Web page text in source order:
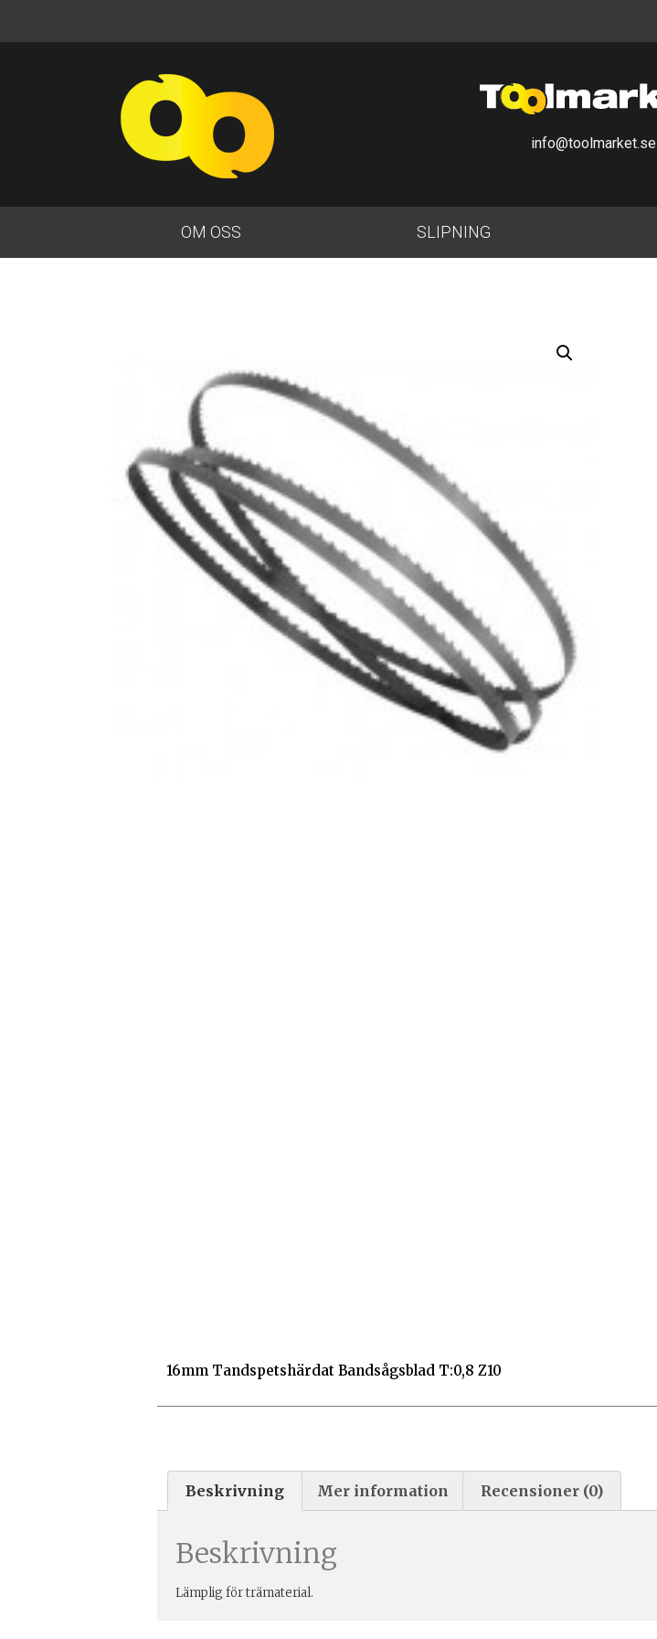
info@toolmarket.se
OM OSS SLIPNING
16mm Tandspetshärdat Bandsågsblad T:0,8 Z10
Beskrivning Mer information Recensioner (0)
Beskrivning
Lämplig för trämaterial.